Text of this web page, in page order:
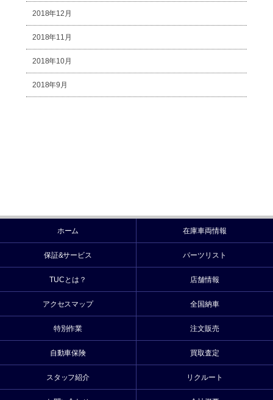
2018年12月
2018年11月
2018年10月
2018年9月
ホーム 在庫車両情報
保証&サービス パーツリスト
TUCとは？ 店舗情報
アクセスマップ 全国納車
特別作業 注文販売
自動車保険 買取査定
スタッフ紹介 リクルート